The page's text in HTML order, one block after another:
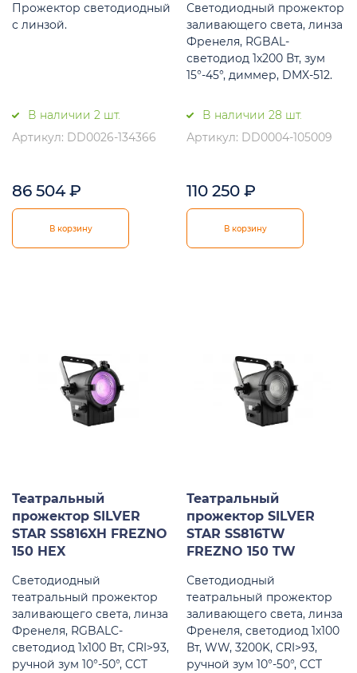
Прожектор светодиодный
с линзой.
В наличии 2 шт.
Артикул: DD0026-134366
86 504₽
В корзину
Светодиодный прожектор
заливающего света, линза
Френеля, RGBAL-
светодиод 1х200 Вт, зум
15°-45°, диммер, DMX-512.
В наличии 28 шт.
Артикул: DD0004-105009
110 250 ₽
В корзину
Театральный
прожектор SILVER
STAR SS816XH FREZNO
150 HEX
Светодиодный
театральный прожектор
заливающего света, линза
Френеля, RGBALC-
светодиод 1x100 Вт, CRI>93,
ручной зум 10°-50°, CCT
Театральный
прожектор SILVER
STAR SS816TW
FREZNO 150 TW
Светодиодный
театральный прожектор
заливающего света, линза
Френеля, светодиод 1x100
Вт, WW, 3200K, CRI>93,
ручной зум 10°-50°, CCT